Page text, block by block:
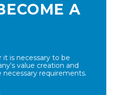
A
it is necessary to be
value creation and
requirements.